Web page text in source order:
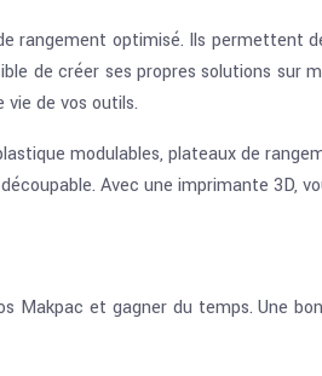
optimisé. Ils permettent
de créer ses propres solutions sur
de vos outils.
modulables, plateaux de
Avec une imprimante 3D,
et gagner du temps. Une